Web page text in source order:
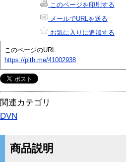
このページを印刷する
メールでURLを送る
お気に入りに追加する
このページのURL
https://plth.me/41002938
関連カテゴリ
DVN
商品説明